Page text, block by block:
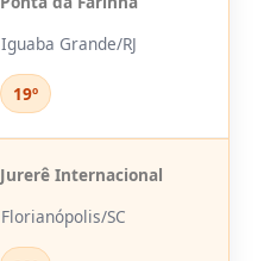
Iguaba Grande/RJ
19º
Jurerê Internacional
Florianópolis/SC